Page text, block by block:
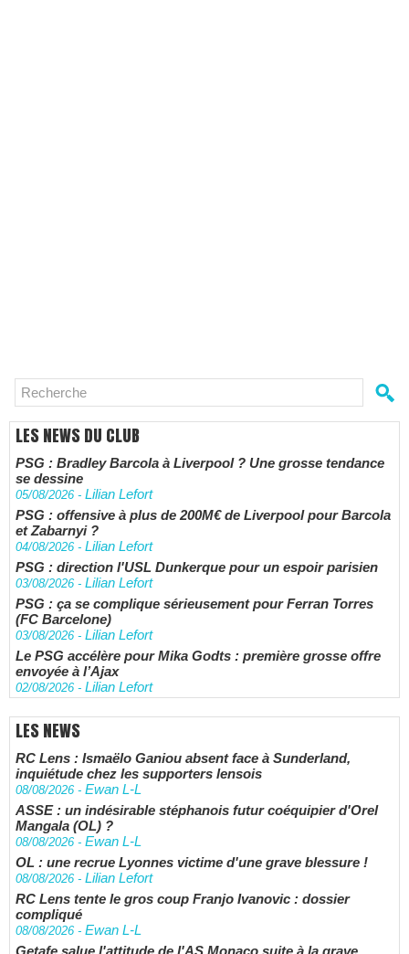
LES NEWS DU CLUB
PSG : Bradley Barcola à Liverpool ? Une grosse tendance
se dessine
05/08/2026 - Lilian Lefort
PSG : offensive à plus de 200M€ de Liverpool pour Barcola
et Zabarnyi ?
04/08/2026 - Lilian Lefort
PSG : direction l'USL Dunkerque pour un espoir parisien
03/08/2026 - Lilian Lefort
PSG : ça se complique sérieusement pour Ferran Torres
(FC Barcelone)
03/08/2026 - Lilian Lefort
Le PSG accélère pour Mika Godts : première grosse offre
envoyée à l’Ajax
02/08/2026 - Lilian Lefort
LES NEWS
RC Lens : Ismaëlo Ganiou absent face à Sunderland,
inquiétude chez les supporters lensois
08/08/2026 - Ewan L-L
ASSE : un indésirable stéphanois futur coéquipier d'Orel
Mangala (OL) ?
08/08/2026 - Ewan L-L
OL : une recrue Lyonnes victime d'une grave blessure !
08/08/2026 - Lilian Lefort
RC Lens tente le gros coup Franjo Ivanovic : dossier
compliqué
08/08/2026 - Ewan L-L
Getafe salue l'attitude de l'AS Monaco suite à la grave